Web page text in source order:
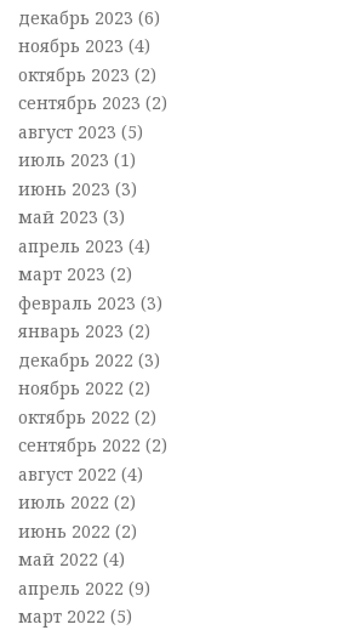
декабрь 2023 (6)
ноябрь 2023 (4)
октябрь 2023 (2)
сентябрь 2023 (2)
август 2023 (5)
июль 2023 (1)
июнь 2023 (3)
май 2023 (3)
апрель 2023 (4)
март 2023 (2)
февраль 2023 (3)
январь 2023 (2)
декабрь 2022 (3)
ноябрь 2022 (2)
октябрь 2022 (2)
сентябрь 2022 (2)
август 2022 (4)
июль 2022 (2)
июнь 2022 (2)
май 2022 (4)
апрель 2022 (9)
март 2022 (5)